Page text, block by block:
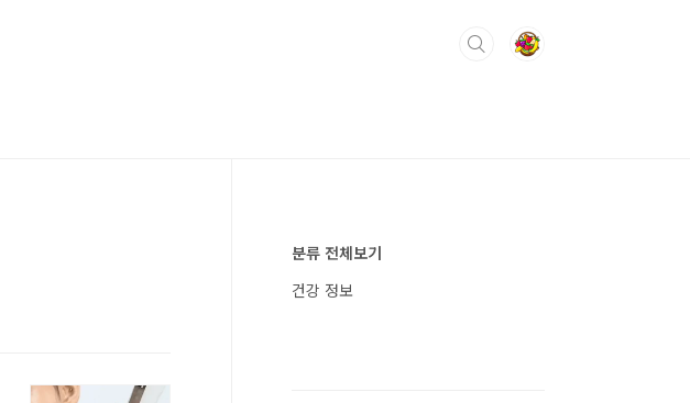
분류 전체보기
건강 정보